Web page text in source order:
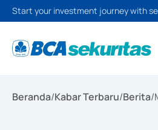
Start your investment journey with
Beranda/Kabar Terbaru/Berita/